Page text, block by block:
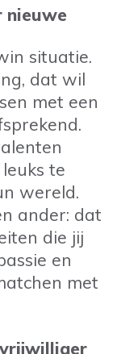
nieuwe
situatie.
dat wil
met een
te
wereld.
ander: dat
die jij
en
met